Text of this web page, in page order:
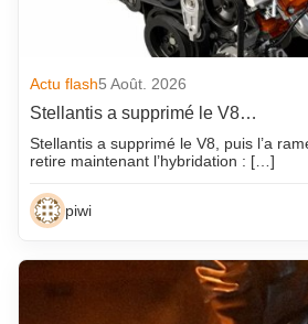
Actu flash5 Août. 2026
Stellantis a supprimé le V8…
Stellantis a supprimé le V8, puis l’a
retire maintenant l’hybridation : […]
piwi